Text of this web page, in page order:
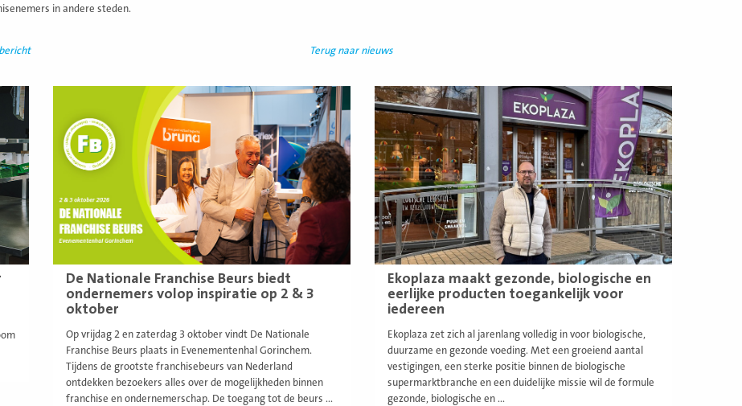
in andere steden.
Terug naar nieuws
De Nationale Franchise Beurs biedt
ondernemers volop inspiratie op 2 & 3
oktober
Op vrijdag 2 en zaterdag 3 oktober vindt De Nationale
Franchise Beurs plaats in Evenementenhal Gorinchem.
Tijdens de grootste franchisebeurs van Nederland
ontdekken bezoekers alles over de mogelijkheden binnen
franchise en ondernemerschap. De toegang tot de beurs ...
Ekoplaza maakt gezonde, biologische en
eerlijke producten toegankelijk voor
iedereen
Ekoplaza zet zich al jarenlang volledig in voor biologische,
duurzame en gezonde voeding. Met een groeiend aantal
vestigingen, een sterke positie binnen de biologische
supermarktbranche en een duidelijke missie wil de formule
gezonde, biologische en ...
Lees
meer